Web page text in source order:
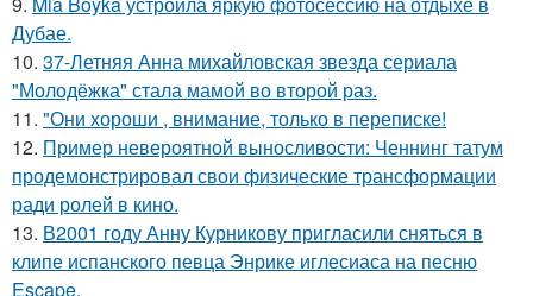
Дубае.
10. 37-Летняя Анна михайловская звезда сериала
"Молодёжка" стала мамой во второй раз.
11. "Они хороши , внимание, только в переписке!
12. Пример невероятной выносливости: Ченнинг татум
продемонстрировал свои физические трансформации
ради ролей в кино.
13. В2001 году Анну Курникову пригласили сняться в
клипе испанского певца Энрике иглесиаса на песню
Escape.